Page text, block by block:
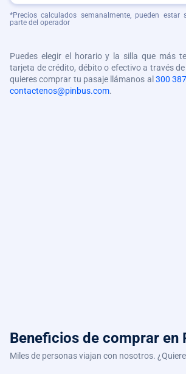
*Precios calculados semanalmente, pueden
parte del operador
Puedes elegir el horario y la silla que más
tarjeta de crédito, débito o efectivo a través
quieres comprar tu pasaje llámanos al 300
contactenos@pinbus.com.
Beneficios de comprar en
Miles de personas viajan con nosotros.